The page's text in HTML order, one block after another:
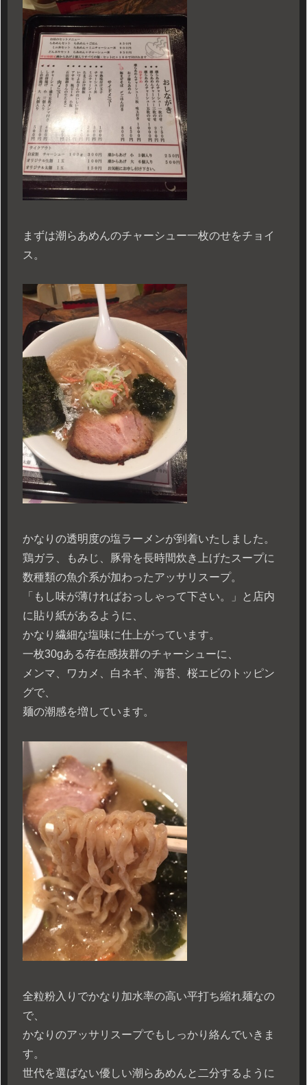
まずは潮らあめんのチャーシュー一枚のせをチョイ
ス。
かなりの透明度の塩ラーメンが到着いたしました。
鶏ガラ、もみじ、豚骨を長時間炊き上げたスープに
数種類の魚介系が加わったアッサリスープ。
「もし味が薄ければおっしゃって下さい。」と店内
に貼り紙があるように、
かなり繊細な塩味に仕上がっています。
一枚30gある存在感抜群のチャーシューに、
メンマ、ワカメ、白ネギ、海苔、桜エビのトッピン
グで、
麺の潮感を増しています。
全粒粉入りでかなり加水率の高い平打ち縮れ麺なの
で、
かなりのアッサリスープでもしっかり絡んでいきま
す。
世代を選ばない優しい潮らあめんと二分するように